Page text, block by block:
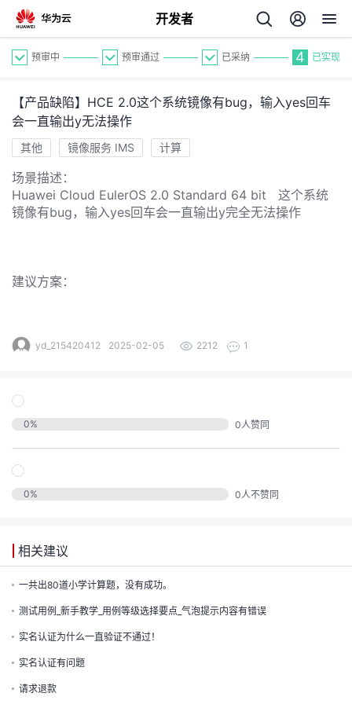
开发者
个
主
发
者
我
客
论
坛
的
圈
我
的
播
我
活
的
开
发
者
学
我
课
的
认
我
的
我
的
我
支
持
我
的
技
支
持
我
的
云
声
建
预审中 预审通过 已采纳 4 已实现
【产品缺陷】HCE 2.0这个系统镜像有bug，输入yes回车
会一直输出y无法操作
其他 镜像服务 IMS 计算
场景描述：
Huawei Cloud EulerOS 2.0 Standard 64 bit 这个系统
镜像有bug，输入yes回车会一直输出y完全无法操作
建议方案：
yd_215420412 2025-02-05 2212 1
0% 0人赞同
0% 0人不赞同
相关建议
一共出80道小学计算题，没有成功。
测试用例_新手教学_用例等级选择要点_气泡提示内容有错误
实名认证为什么一直验证不通过！
实名认证有问题
请求退款